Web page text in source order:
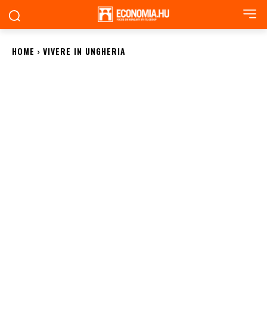
HOME VIVERE IN UNGHERIA